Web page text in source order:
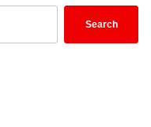
Search